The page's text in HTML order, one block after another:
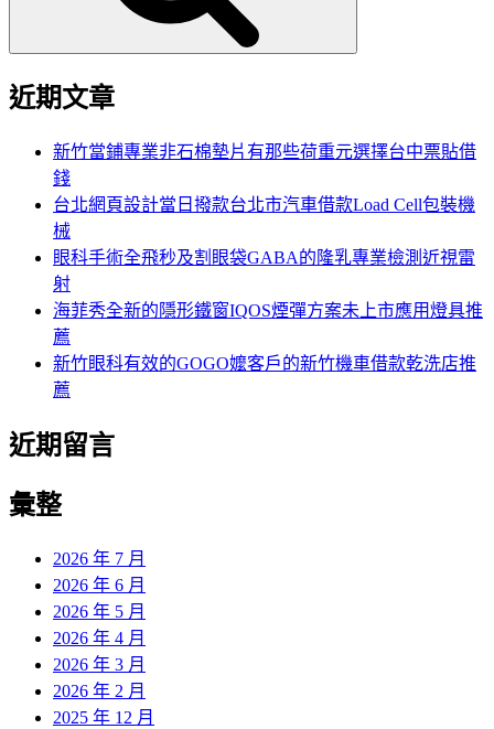
近期文章
新竹當鋪專業非石棉墊片有那些荷重元選擇台中票貼借
錢
台北網頁設計當日撥款台北市汽車借款Load Cell包裝機
械
眼科手術全飛秒及割眼袋GABA的隆乳專業檢測近視雷
射
海菲秀全新的隱形鐵窗IQOS煙彈方案未上市應用燈具推
薦
新竹眼科有效的GOGO嬤客戶的新竹機車借款乾洗店推
薦
近期留言
彙整
2026 年 7 月
2026 年 6 月
2026 年 5 月
2026 年 4 月
2026 年 3 月
2026 年 2 月
2025 年 12 月